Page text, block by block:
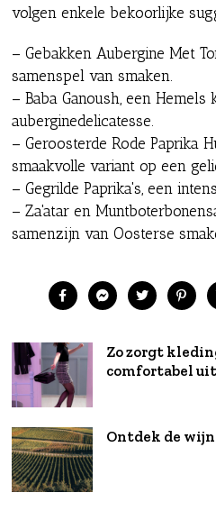
volgen enkele bekoorlijke
– Gebakken Aubergine Met
samenspel van smaken.
– Baba Ganoush, een Hemels
auberginedelicatesse.
– Geroosterde Rode Paprika
smaakvolle variant op een
– Gegrilde Paprika's, een
– Za'atar en
samenzijn van Oosterse
Zo zorgt
comfortabel
Ontdek de